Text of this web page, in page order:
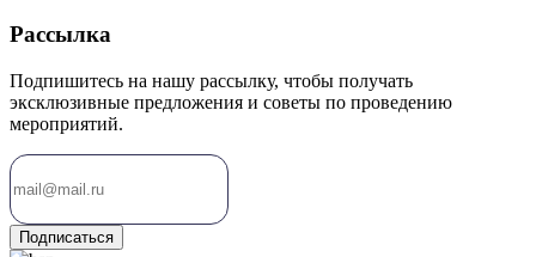
Рассылка
Подпишитесь на нашу рассылку, чтобы получать
эксклюзивные предложения и советы по проведению
мероприятий.
Подписаться